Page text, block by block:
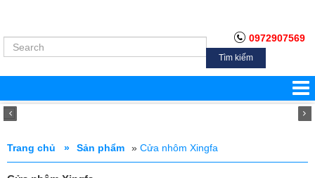
0972907569
Tìm kiếm
Trang chủ » »
Sản phẩm Cửa nhôm Xingfa